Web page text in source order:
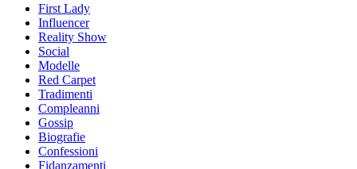
First Lady
Influencer
Reality Show
Social
Modelle
Red Carpet
Tradimenti
Compleanni
Gossip
Biografie
Confessioni
Fidanzamenti